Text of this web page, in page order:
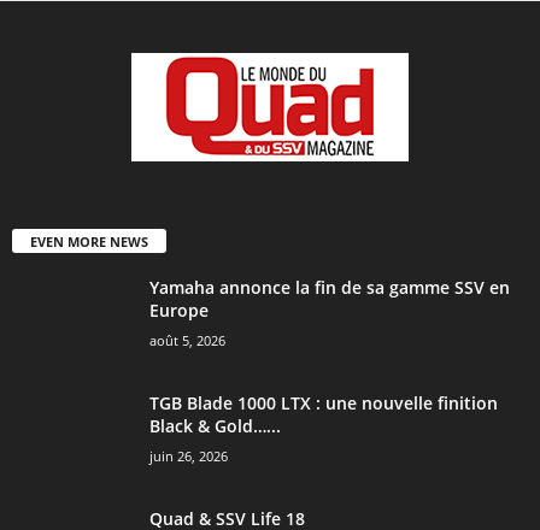
EVEN MORE NEWS
Yamaha annonce la fin de sa gamme SSV en
Europe
août 5, 2026
TGB Blade 1000 LTX : une nouvelle finition
Black & Gold…...
juin 26, 2026
Quad & SSV Life 18